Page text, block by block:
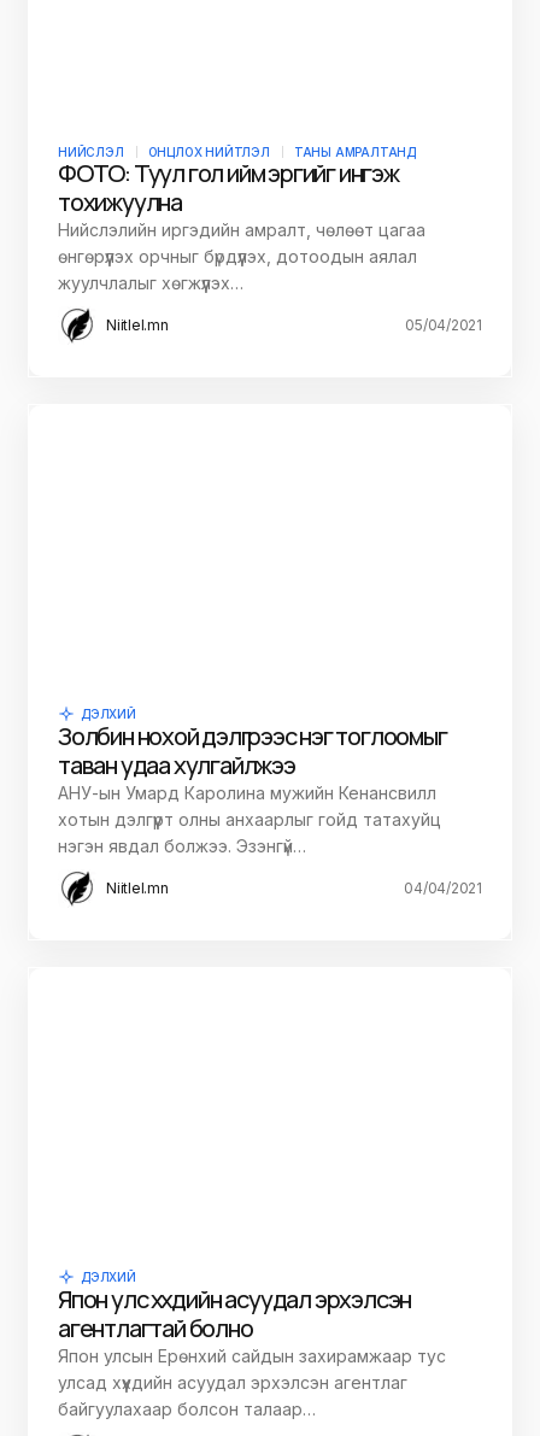
НИЙСЛЭЛ ОНЦЛОХ НИЙТЛЭЛ ТАНЫ АМРАЛТАНД
ФОТО: Туул гол ийм эргийг ингэж
тохижуулна
Нийслэлийн иргэдийн амралт, чөлөөт цагаа
өнгөрүүлэх орчныг бүрдүүлэх, дотоодын аялал
жуулчлалыг хөгжүүлэх…
Niitlel.mn 05/04/2021
ДЭЛХИЙ
Золбин нохой дэлгүүрээс нэг тоглоомыг
таван удаа хулгайлжээ
АНУ-ын Умард Каролина мужийн Кенансвилл
хотын дэлгүүрт олны анхаарлыг гойд татахуйц
нэгэн явдал болжээ. Эзэнгүй…
Niitlel.mn 04/04/2021
ДЭЛХИЙ
Япон улс хүүхдийн асуудал эрхэлсэн
агентлагтай болно
Япон улсын Ерөнхий сайдын захирамжаар тус
улсад хүүхдийн асуудал эрхэлсэн агентлаг
байгуулахаар болсон талаар…